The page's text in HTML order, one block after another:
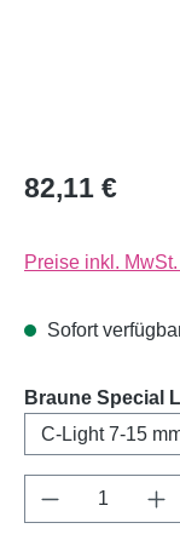
82,11 €
Preise inkl.
Sofort
Braune Special
Produkt